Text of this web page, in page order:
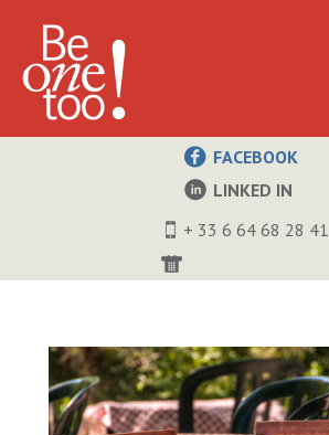
FACEBOOK
LINKED IN
+ 33 6 64 68 28 41